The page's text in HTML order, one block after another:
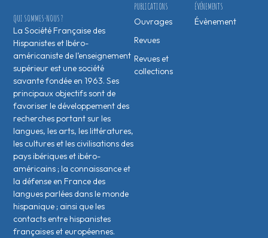
ÉVÉNEMENTS
Évènement
PUBLICATIONS
Ouvrages
Revues
Revues et
collections
QUI SOMMES-NOUS ?
La Société Française des
Hispanistes et Ibéro-
américaniste de l’enseignement
supérieur est une société
savante fondée en 1963. Ses
principaux objectifs sont de
favoriser le développement des
recherches portant sur les
langues, les arts, les littératures,
les cultures et les civilisations des
pays ibériques et ibéro-
américains ; la connaissance et
la défense en France des
langues parlées dans le monde
hispanique ; ainsi que les
contacts entre hispanistes
français·es et européen·nes.